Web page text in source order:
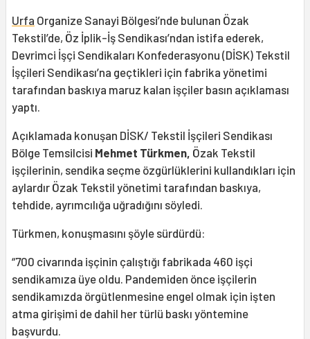
Urfa Organize Sanayi Bölgesi’nde bulunan Özak
Tekstil’de, Öz İplik-İş Sendikası’ndan istifa ederek,
Devrimci İşçi Sendikaları Konfederasyonu (DİSK) Tekstil
İşçileri Sendikası’na geçtikleri için fabrika yönetimi
tarafından baskıya maruz kalan işçiler basın açıklaması
yaptı.
Açıklamada konuşan DİSK/ Tekstil İşçileri Sendikası
Bölge Temsilcisi Mehmet Türkmen, Özak Tekstil
işçilerinin, sendika seçme özgürlüklerini kullandıkları için
aylardır Özak Tekstil yönetimi tarafından baskıya,
tehdide, ayrımcılığa uğradığını söyledi.
Türkmen, konuşmasını şöyle sürdürdü:
“700 civarında işçinin çalıştığı fabrikada 460 işçi
sendikamıza üye oldu. Pandemiden önce işçilerin
sendikamızda örgütlenmesine engel olmak için işten
atma girişimi de dahil her türlü baskı yöntemine
başvurdu.